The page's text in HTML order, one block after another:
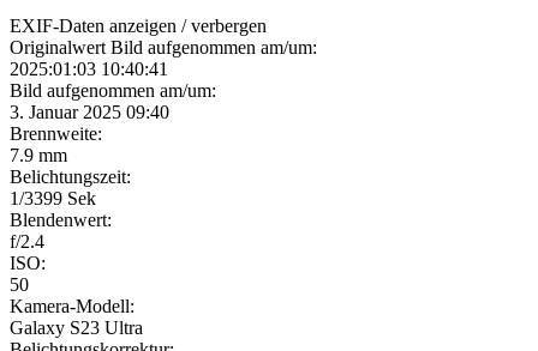
EXIF-Daten anzeigen / verbergen
Originalwert Bild aufgenommen am/um:
2025:01:03 10:40:41
Bild aufgenommen am/um:
3. Januar 2025 09:40
Brennweite:
7.9 mm
Belichtungszeit:
1/3399 Sek
Blendenwert:
f/2.4
ISO:
50
Kamera-Modell:
Galaxy S23 Ultra